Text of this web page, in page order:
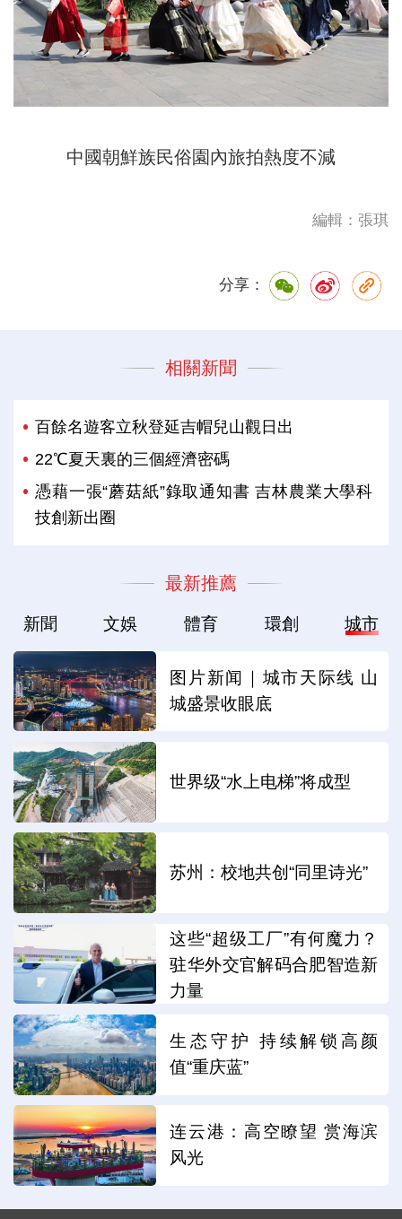
中國朝鮮族民俗園內旅拍熱度不減
編輯：張琪
分享：
相關新聞
百餘名遊客立秋登延吉帽兒山觀日出
22℃夏天裏的三個經濟密碼
憑藉一張“蘑菇紙”錄取通知書 吉林農業大學科
技創新出圈
最新推薦
新聞 文娛 體育 環創 城市
图片新闻｜城市天际线 山
城盛景收眼底
世界级“水上电梯”将成型
苏州：校地共创“同里诗光”
这些“超级工厂”有何魔力？
驻华外交官解码合肥智造新
力量
生态守护 持续解锁高颜
值“重庆蓝”
连云港：高空瞭望 赏海滨
风光